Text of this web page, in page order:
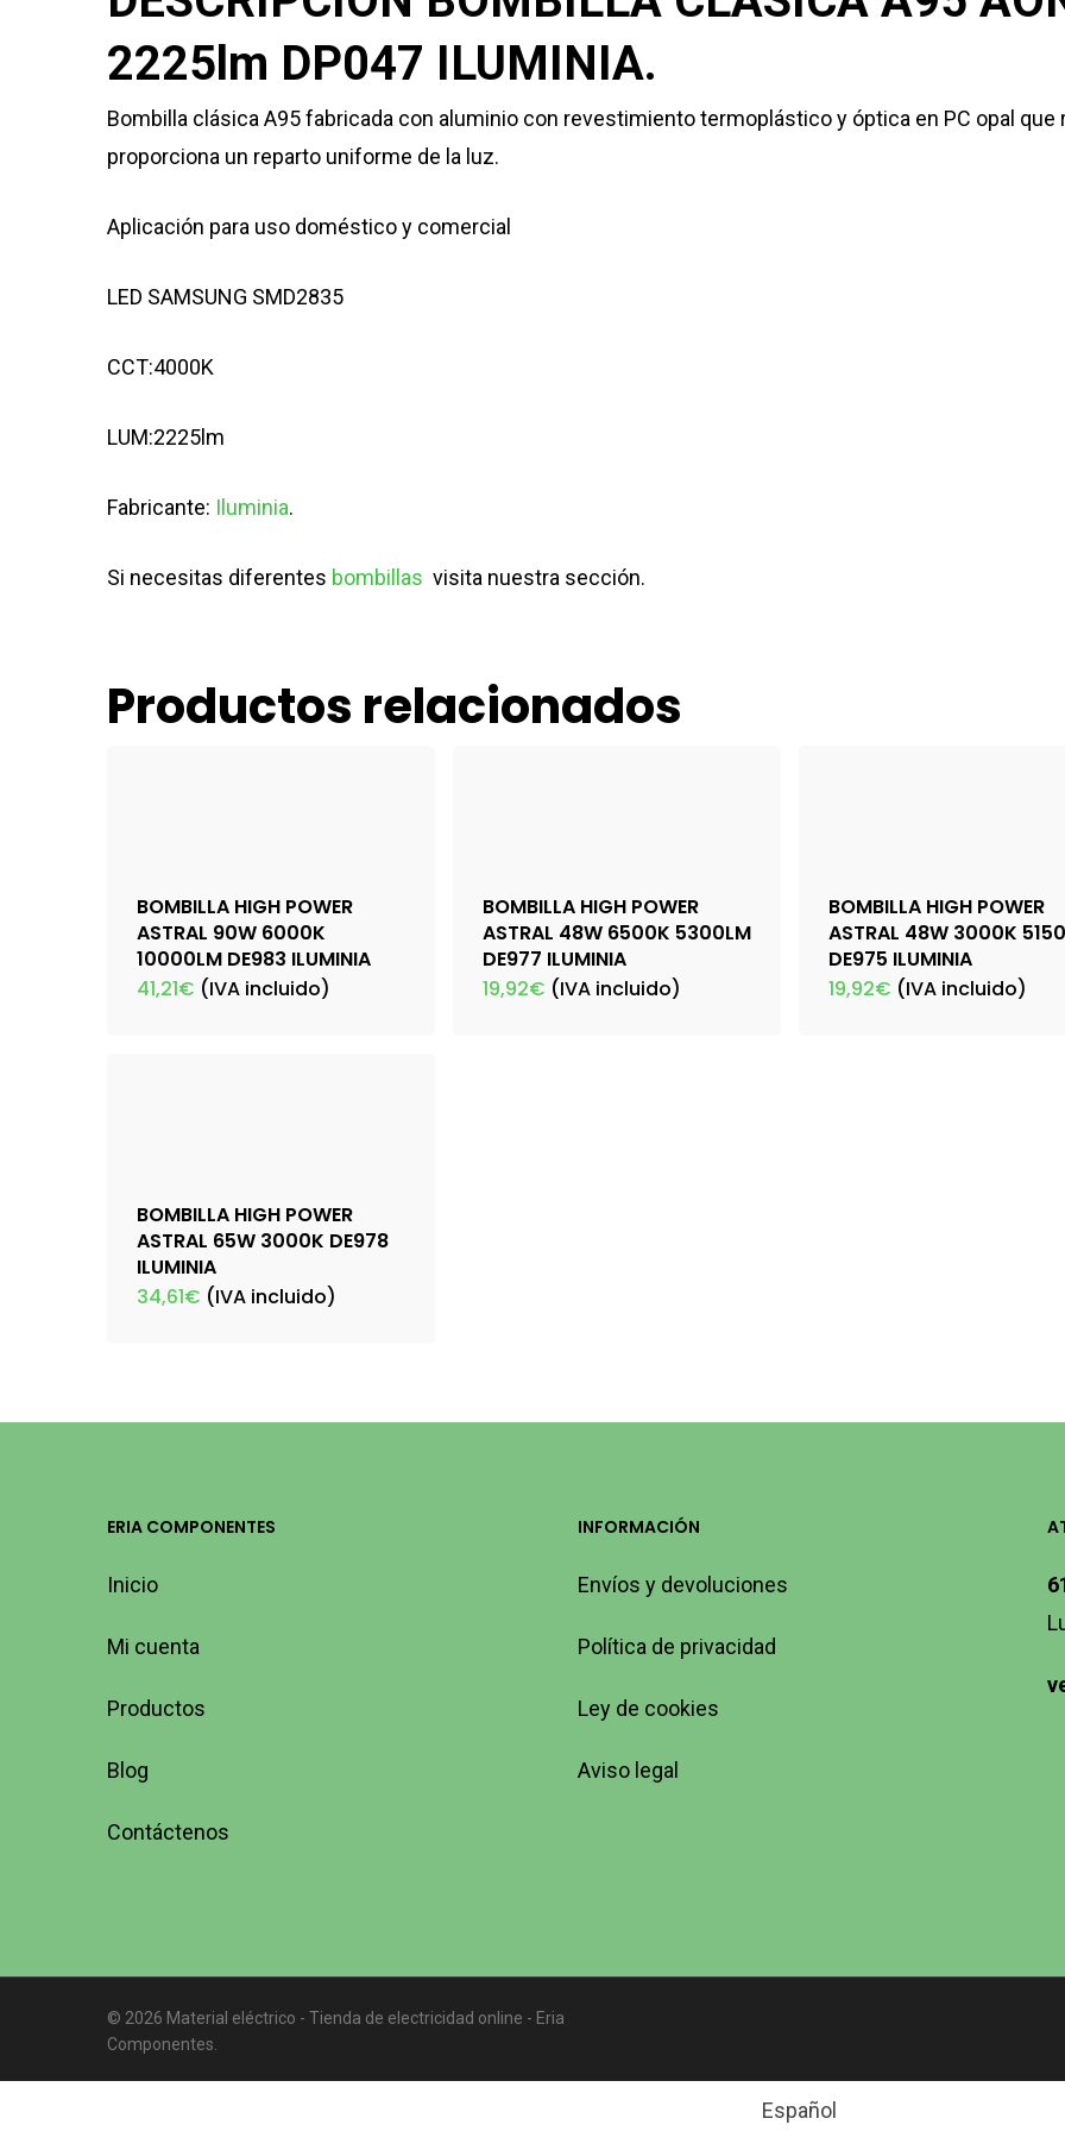
2225lm DP047 ILUMINIA.
Bombilla clásica A95 fabricada con aluminio con revestimiento termoplástico y óptica en PC opal
proporciona un reparto uniforme de la luz.
Aplicación para uso doméstico y comercial
LED SAMSUNG SMD2835
CCT:4000K
LUM:2225lm
Fabricante: Iluminia.
Si necesitas diferentes bombillas visita nuestra sección.
Productos relacionados
BOMBILLA HIGH POWER
ASTRAL 90W 6000K
10000LM DE983 ILUMINIA
41,21€ (IVA incluido)
BOMBILLA HIGH POWER
ASTRAL 48W 6500K 5300LM
DE977 ILUMINIA
19,92€ (IVA incluido)
BOMBILLA HIGH POWER
ASTRAL 48W 3000K
DE975 ILUMINIA
19,92€ (IVA incluido)
BOMBILLA HIGH POWER
ASTRAL 65W 3000K DE978
ILUMINIA
34,61€ (IVA incluido)
ERIA COMPONENTES
Inicio
Mi cuenta
Productos
Blog
Contáctenos
INFORMACIÓN
Envíos y devoluciones
Política de privacidad
Ley de cookies
Aviso legal
© 2026 Material eléctrico - Tienda de electricidad online - Eria
Componentes.
Español